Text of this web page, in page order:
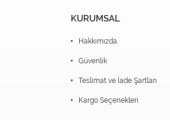
KURUMSAL
Hakkımızda
Güvenlik
Teslimat ve İade Şartları
Kargo Seçenekleri